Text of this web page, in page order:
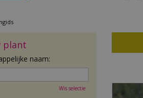
plant
naam:
Wis selectie